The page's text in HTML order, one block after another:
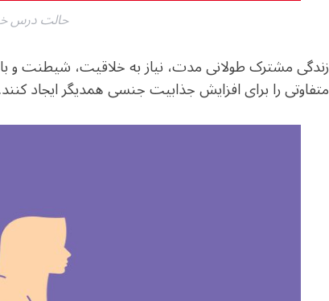
حالت درس
زندگی مشترک طولانی مدت، نیاز به خلاقیت، شیطنت و
متفاوتی را برای افزایش جذابیت جنسی همدیگر ایجاد